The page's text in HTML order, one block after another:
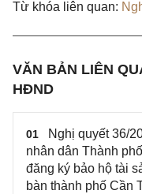
Từ khóa liên quan:
VĂN BẢN LIÊN
HĐND
01
Nghị quyết 36/
nhân dân Thành
đăng ký bảo hộ tài
bàn thành phố Cần